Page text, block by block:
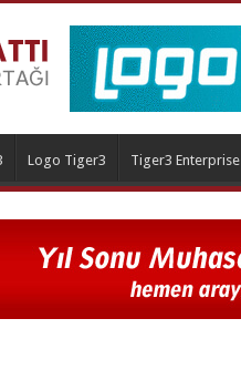
Logo Tiger3 Tiger3 Enterprise